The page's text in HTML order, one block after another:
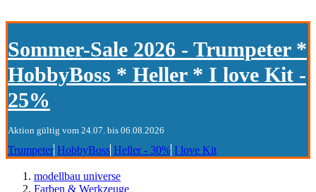
Sommer-Sale 2026 - Trumpeter *
HobbyBoss * Heller * I love Kit -
25%
Aktion gültig vom 24.07. bis 06.08.2026
Trumpeter HobbyBoss Heller - 30% I love Kit
modellbau universe
Farben & Werkzeuge